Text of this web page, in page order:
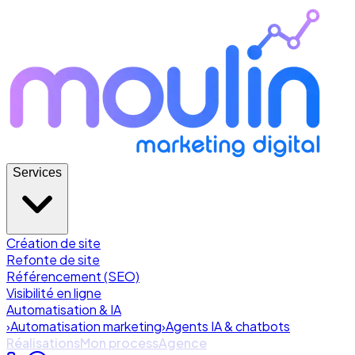
Services
Création de site
Refonte de site
Référencement (SEO)
Visibilité en ligne
Automatisation & IA
›Automatisation marketing›Agents IA & chatbots
RéalisationsMon processAgence